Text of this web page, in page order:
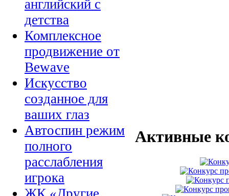
английский с
детства
Комплексное
продвижение от
Bewave
Искусство
созданное для
ваших глаз
Автоспин режим
полного
расслабления
игрока
Активные